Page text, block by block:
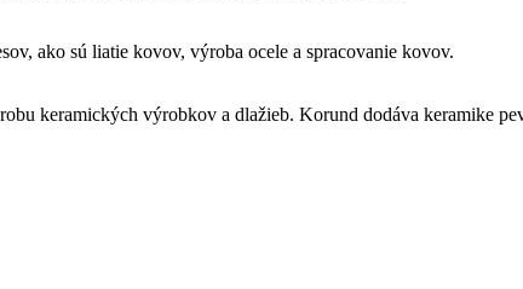
ako sú liatie kovov, výroba ocele a spracovanie kovov.
keramických výrobkov a dlažieb. Korund dodáva keramike